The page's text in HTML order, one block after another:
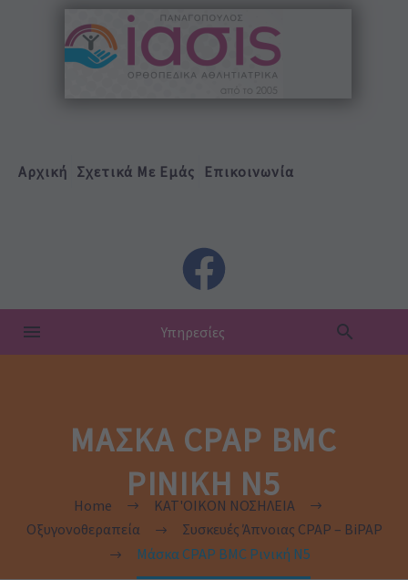
Αρχική Σχετικά Με Εμάς Επικοινωνία
Υπηρεσίες
ΜΆΣΚΑ CPAP BMC
ΡΙΝΙΚΉ Ν5
Home
ΚΑΤ'ΟΙΚΟΝ ΝΟΣΗΛΕΙΑ
Οξυγονοθεραπεία
Συσκευές Άπνοιας CPAP – BiPAP
Μάσκα CPAP BMC Ρινική Ν5